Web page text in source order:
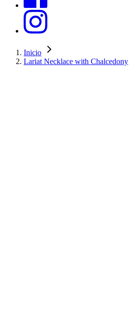
Inicio
Lariat Necklace with Chalcedony